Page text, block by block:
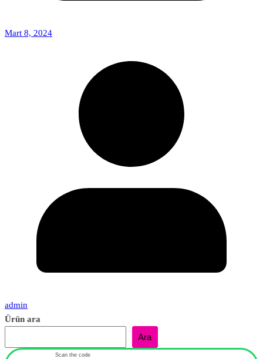
Mart 8, 2024
admin
Ürün ara
Ara
Scan the code